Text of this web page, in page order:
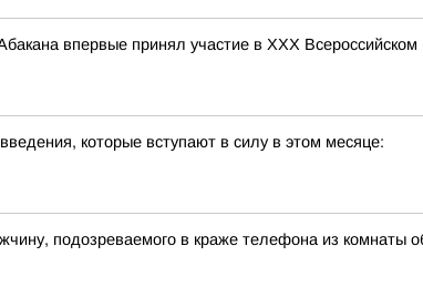
впервые принял участие в ХХХ Всероссийском
которые вступают в силу в этом месяце:
подозреваемого в краже телефона из комнаты